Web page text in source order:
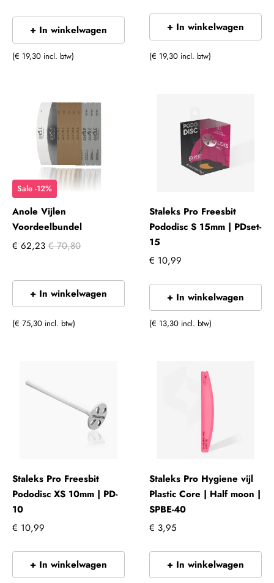
+ In winkelwagen
(€ 19,30 incl. btw)
+ In winkelwagen
(€ 19,30 incl. btw)
Sale -12%
Anole Vijlen
Voordeelbundel
€ 62,23 € 70,80
+ In winkelwagen
(€ 75,30 incl. btw)
Staleks Pro Freesbit
Pododisc S 15mm | PDset-
15
€ 10,99
+ In winkelwagen
(€ 13,30 incl. btw)
Staleks Pro Freesbit
Pododisc XS 10mm | PD-
10
€ 10,99
+ In winkelwagen
Staleks Pro Hygiene vijl
Plastic Core | Half moon |
SPBE-40
€ 3,95
+ In winkelwagen